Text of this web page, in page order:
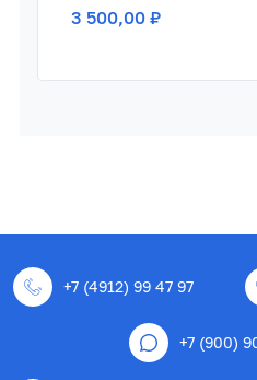
3 500,00 ₽
+7 (4912) 99 47 97
+7 (900)